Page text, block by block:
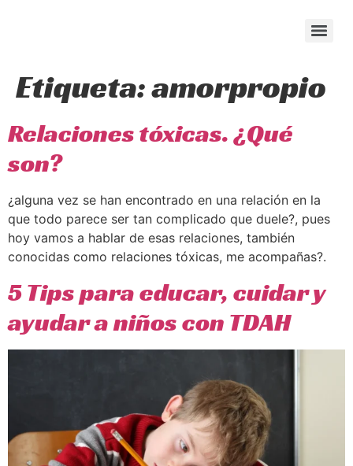
Etiqueta:amorpropio
Relaciones tóxicas. ¿Qué
son?
¿alguna vez se han encontrado en una relación en la
que todo parece ser tan complicado que duele?, pues
hoy vamos a hablar de esas relaciones, también
conocidas como relaciones tóxicas, me acompañas?.
5 Tips para educar, cuidar y
ayudar a niños con TDAH